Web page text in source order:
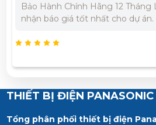
Bảo Hành Chính Hãng 12
nhận báo giá tốt nhất cho dự
332 980
THIẾT BỊ ĐIỆN
Tổng phân phối thiết bị điện